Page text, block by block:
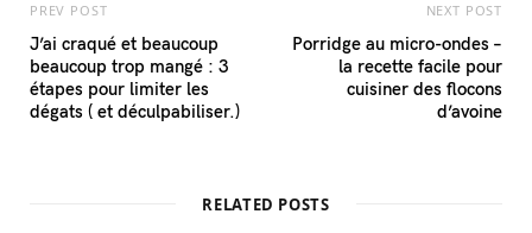
PREV POST
J’ai craqué et beaucoup
beaucoup trop mangé : 3
étapes pour limiter les
dégats ( et déculpabiliser.)
NEXT POST
Porridge au micro-ondes –
la recette facile pour
cuisiner des flocons
d’avoine
RELATED POSTS